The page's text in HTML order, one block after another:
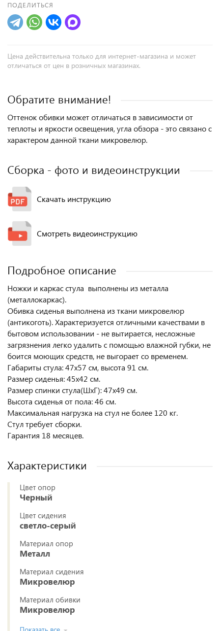
ПОДЕЛИТЬСЯ
Цена действительна только для интернет-магазина и может
отличаться от цен в розничных магазинах.
Обратите внимание!
Оттенок обивки может отличаться в зависимости от
теплоты и яркости освещения, угла обзора - это связано с
характером данной ткани микровелюр.
Сборка - фото и видеоинструкции
Скачать инструкцию
Смотреть видеоинструкцию
Подробное описание
Ножки и каркас стула выполнены из металла
(металлокаркас).
Обивка сиденья выполнена из ткани микровелюр
(антикоготь). Характеризуется отличными качествами в
бытовом использовании - не вытирается, несложные
загрязнения легко удалить с помощью влажной губки, не
боится моющих средств, не выгорает со временем.
Габариты стула: 47х57 см, высота 91 см.
Размер сиденья: 45х42 см.
Размер спинки стула(ШхГ): 47х49 см.
Высота сиденья от пола: 46 см.
Максимальная нагрузка на стул не более 120 кг.
Стул требует сборки.
Гарантия 18 месяцев.
Характеристики
Цвет опор
Черный
Цвет сидения
светло-серый
Материал опор
Металл
Материал сидения
Микровелюр
Материал обивки
Микровелюр